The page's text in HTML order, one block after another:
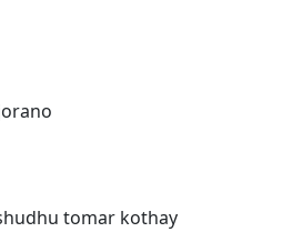
tomar kothay